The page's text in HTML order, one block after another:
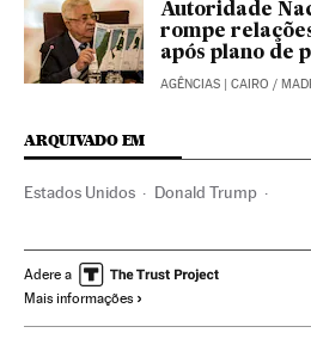
Autoridade
rompe
após plano de
AGÊNCIAS | CAIRO /
ARQUIVADO EM
Estados Unidos Donald Trump
Nancy Pelosi Senado EEUU
Câmara Representantes Estados Unidos
Adere a
Mais informações